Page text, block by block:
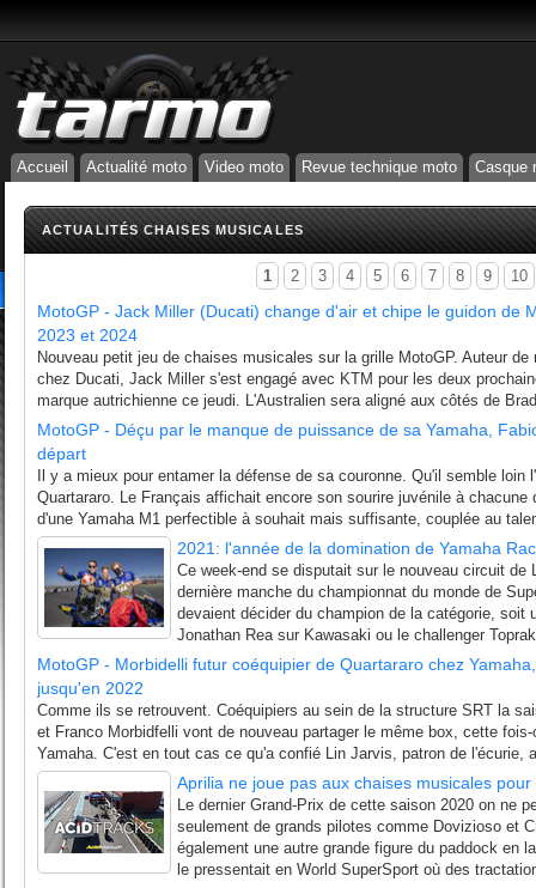
Accueil Actualité moto Video moto Revue technique moto Casque
ACTUALITÉS CHAISES MUSICALES
1 2 3 4 5 6 7 8 9 10
MotoGP - Jack Miller (Ducati) change d'air et chipe le guidon de
2023 et 2024
Nouveau petit jeu de chaises musicales sur la grille MotoGP. Auteur
chez Ducati, Jack Miller s'est engagé avec KTM pour les deux
marque autrichienne ce jeudi. L'Australien sera aligné aux côtés de
MotoGP - Déçu par le manque de puissance de sa Yamaha,
départ
Il y a mieux pour entamer la défense de sa couronne. Qu'il semble loin
Quartararo. Le Français affichait encore son sourire juvénile à
d'une Yamaha M1 perfectible à souhait mais suffisante, couplée au
2021: l'année de la domination de Yamaha
Ce week-end se disputait sur le nouveau circuit de
dernière manche du championnat du monde de
devaient décider du champion de la catégorie, soit
Jonathan Rea sur Kawasaki ou le challenger
MotoGP - Morbidelli futur coéquipier de Quartararo chez
jusqu'en 2022
Comme ils se retrouvent. Coéquipiers au sein de la structure SRT la
et Franco Morbidfelli vont de nouveau partager le même box, cette
Yamaha. C'est en tout cas ce qu'a confié Lin Jarvis, patron de l'écurie,
Aprilia ne joue pas aux chaises musicales pour
Le dernier Grand-Prix de cette saison 2020 on ne
seulement de grands pilotes comme Dovizioso et
également une autre grande figure du paddock en
le pressentait en World SuperSport où des